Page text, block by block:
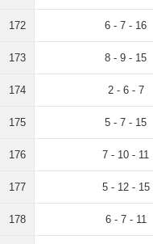
172 6 - 7 - 16
173 8 - 9 - 15
174 2 - 6 - 7
175 5 - 7 - 15
176 7 - 10 - 11
177 5 - 12 - 15
178 6 - 7 - 11